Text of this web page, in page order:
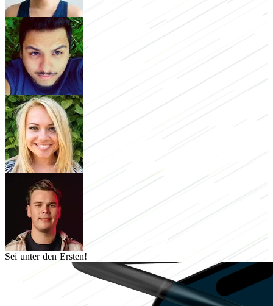
Sei unter den Ersten!